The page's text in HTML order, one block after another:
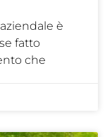
è
fatto
che